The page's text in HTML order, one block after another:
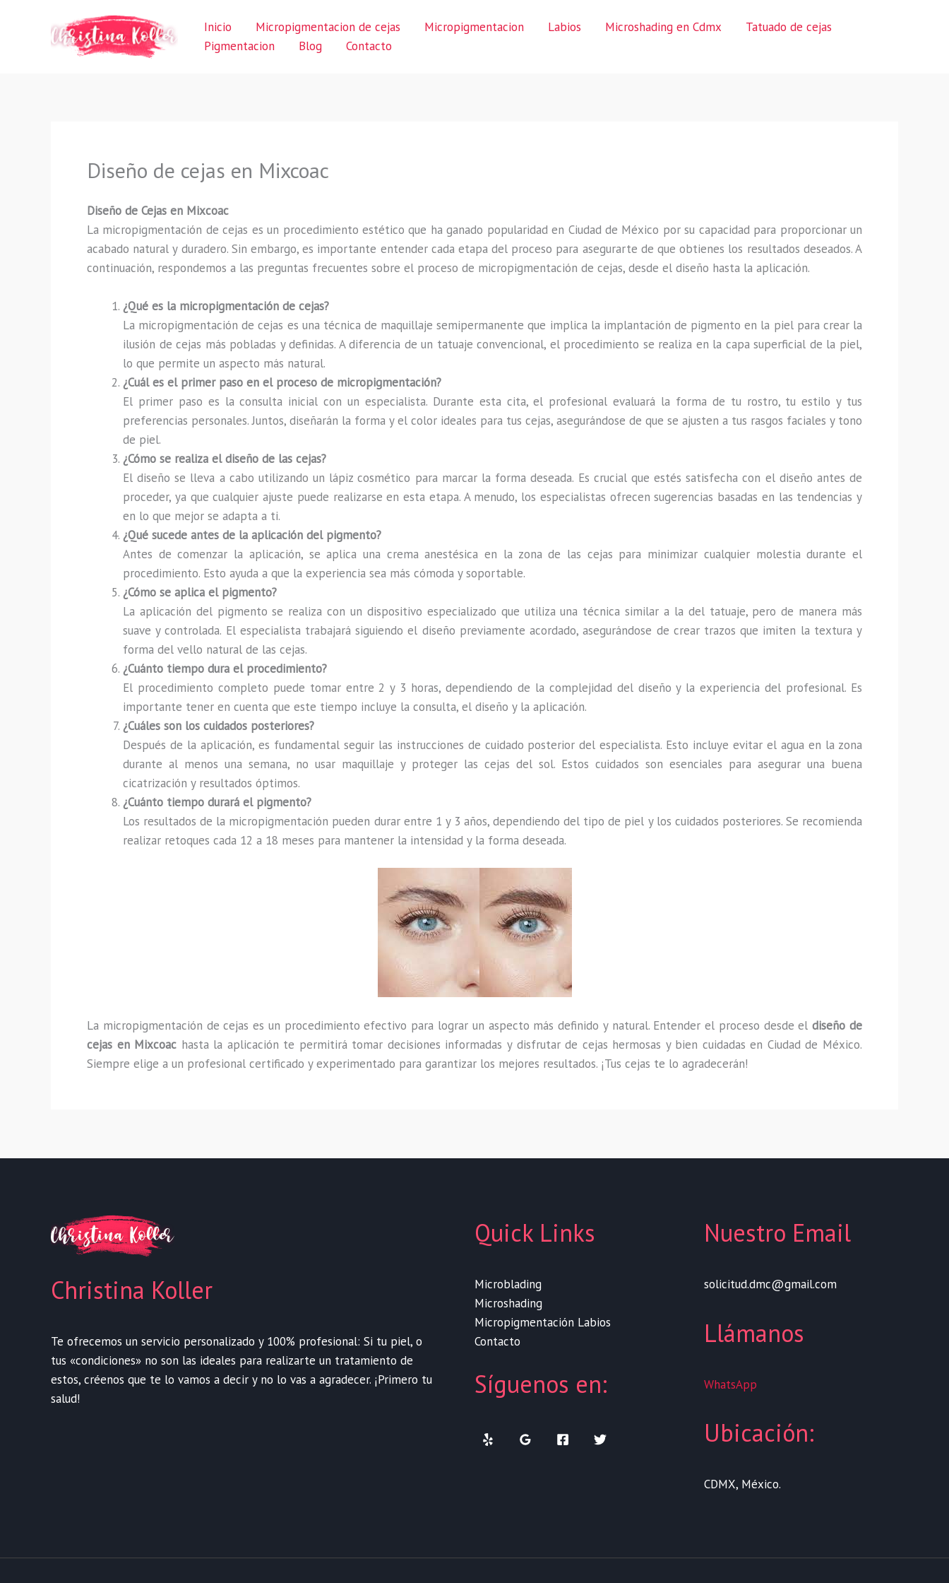
Inicio Micropigmentacion de cejas Micropigmentacion Labios Microshading en Cdmx
Tatuado de cejas
Pigmentacion
Blog Contacto
Diseño de cejas en Mixcoac
Diseño de Cejas en Mixcoac
La micropigmentación de cejas es un procedimiento estético que ha ganado popularidad en Ciudad de México por su capacidad para proporcionar un
acabado natural y duradero. Sin embargo, es importante entender cada etapa del proceso para asegurarte de que obtienes los resultados deseados. A
continuación, respondemos a las preguntas frecuentes sobre el proceso de micropigmentación de cejas, desde el diseño hasta la aplicación.
¿Qué es la micropigmentación de cejas?
La micropigmentación de cejas es una técnica de maquillaje semipermanente que implica la implantación de pigmento en la piel para crear la
ilusión de cejas más pobladas y definidas. A diferencia de un tatuaje convencional, el procedimiento se realiza en la capa superficial de la piel,
lo que permite un aspecto más natural.
¿Cuál es el primer paso en el proceso de micropigmentación?
El primer paso es la consulta inicial con un especialista. Durante esta cita, el profesional evaluará la forma de tu rostro, tu estilo y tus
preferencias personales. Juntos, diseñarán la forma y el color ideales para tus cejas, asegurándose de que se ajusten a tus rasgos faciales y tono
de piel.
¿Cómo se realiza el diseño de las cejas?
El diseño se lleva a cabo utilizando un lápiz cosmético para marcar la forma deseada. Es crucial que estés satisfecha con el diseño antes de
proceder, ya que cualquier ajuste puede realizarse en esta etapa. A menudo, los especialistas ofrecen sugerencias basadas en las tendencias y
en lo que mejor se adapta a ti.
¿Qué sucede antes de la aplicación del pigmento?
Antes de comenzar la aplicación, se aplica una crema anestésica en la zona de las cejas para minimizar cualquier molestia durante el
procedimiento. Esto ayuda a que la experiencia sea más cómoda y soportable.
¿Cómo se aplica el pigmento?
La aplicación del pigmento se realiza con un dispositivo especializado que utiliza una técnica similar a la del tatuaje, pero de manera más
suave y controlada. El especialista trabajará siguiendo el diseño previamente acordado, asegurándose de crear trazos que imiten la textura y
forma del vello natural de las cejas.
¿Cuánto tiempo dura el procedimiento?
El procedimiento completo puede tomar entre 2 y 3 horas, dependiendo de la complejidad del diseño y la experiencia del profesional. Es
importante tener en cuenta que este tiempo incluye la consulta, el diseño y la aplicación.
¿Cuáles son los cuidados posteriores?
Después de la aplicación, es fundamental seguir las instrucciones de cuidado posterior del especialista. Esto incluye evitar el agua en la zona
durante al menos una semana, no usar maquillaje y proteger las cejas del sol. Estos cuidados son esenciales para asegurar una buena
cicatrización y resultados óptimos.
¿Cuánto tiempo durará el pigmento?
Los resultados de la micropigmentación pueden durar entre 1 y 3 años, dependiendo del tipo de piel y los cuidados posteriores. Se recomienda
realizar retoques cada 12 a 18 meses para mantener la intensidad y la forma deseada.
La micropigmentación de cejas es un procedimiento efectivo para lograr un aspecto más definido y natural. Entender el proceso desde eldiseño de
cejas en Mixcoac hasta la aplicación te permitirá tomar decisiones informadas y disfrutar de cejas hermosas y bien cuidadas en Ciudad de México.
Siempre elige a un profesional certificado y experimentado para garantizar los mejores resultados. ¡Tus cejas te lo agradecerán!
Christina Koller
Te ofrecemos un servicio personalizado y 100% profesional: Si tu piel, o
tus «condiciones» no son las ideales para realizarte un tratamiento de
estos, créenos que te lo vamos a decir y no lo vas a agradecer. ¡Primero tu
salud!
Quick Links
Microblading
Microshading
Micropigmentación Labios
Contacto
Síguenos en:
Nuestro Email
solicitud.dmc@gmail.com
Llámanos
WhatsApp
Ubicación:
CDMX, México.